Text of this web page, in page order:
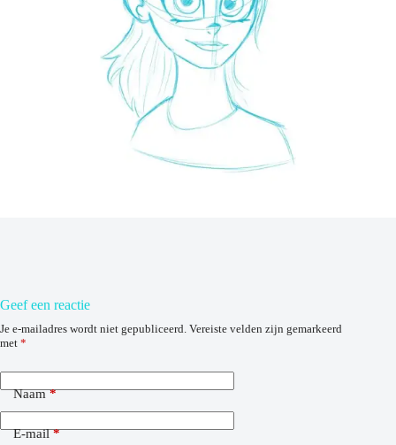
Geef een reactie
Je e-mailadres wordt niet gepubliceerd. Vereiste velden zijn gemarkeerd
met *
Naam*
E-mail*